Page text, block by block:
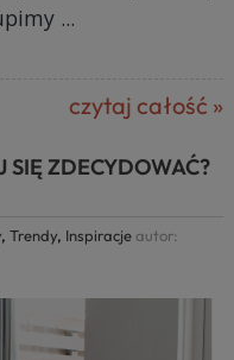
...
czytaj całość »
SIĘ ZDECYDOWAĆ?
,Trendy, Inspiracje autor: